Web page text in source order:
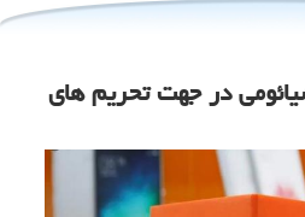
در جهت تحریم های